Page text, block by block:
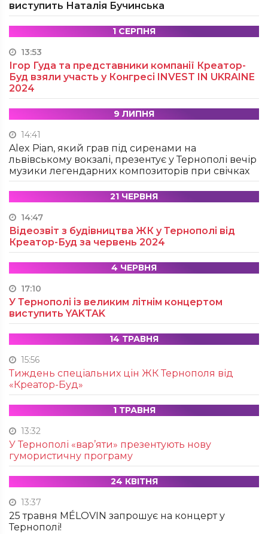
виступить Наталія Бучинська
1 СЕРПНЯ
13:53
Ігор Гуда та представники компанії Креатор-
Буд взяли участь у Конгресі INVEST IN UKRAINE
2024
9 ЛИПНЯ
14:41
Alex Pian, який грав під сиренами на
львівському вокзалі, презентує у Тернополі вечір
музики легендарних композиторів при свічках
21 ЧЕРВНЯ
14:47
Відеозвіт з будівництва ЖК у Тернополі від
Креатор-Буд за червень 2024
4 ЧЕРВНЯ
17:10
У Тернополі із великим літнім концертом
виступить YAKTAK
14 ТРАВНЯ
15:56
Тиждень спеціальних цін ЖК Тернополя від
«Креатор-Буд»
1 ТРАВНЯ
13:32
У Тернополі «вар’яти» презентують нову
гумористичну програму
24 КВІТНЯ
13:37
25 травня MÉLOVIN запрошує на концерт у
Тернополі!